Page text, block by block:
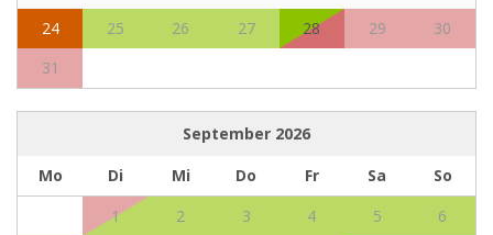
24
25 26 27 28 29
30
31
September 2026
Mo
Di Mi Do Fr Sa
So
1
2 3 4 5
6